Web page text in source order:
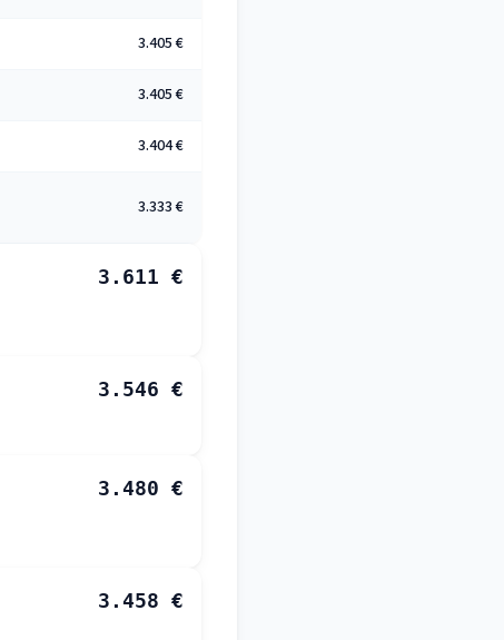
3.405 €
3.405 €
3.404 €
3.333 €
3.611 €
3.546 €
3.480 €
3.458 €